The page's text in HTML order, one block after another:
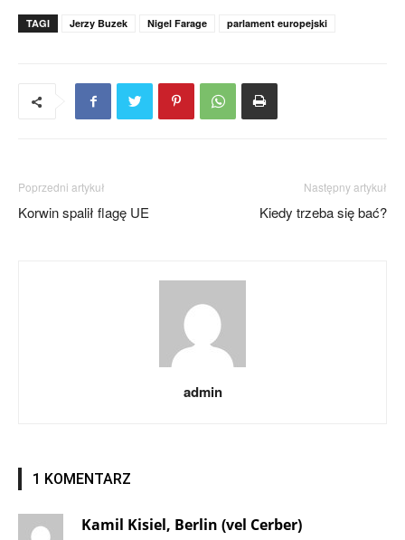
TAGI Jerzy Buzek Nigel Farage parlament europejski
Poprzedni artykuł
Korwin spalił flagę UE
Następny artykuł
Kiedy trzeba się bać?
admin
1 KOMENTARZ
Kamil Kisiel, Berlin (vel Cerber)